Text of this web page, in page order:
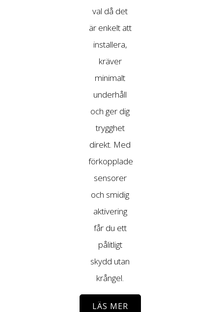
val då det
är enkelt att
installera,
kräver
minimalt
underhåll
och ger dig
trygghet
direkt. Med
förkopplade
sensorer
och smidig
aktivering
får du ett
pålitligt
skydd utan
krångel.
LÄS MER